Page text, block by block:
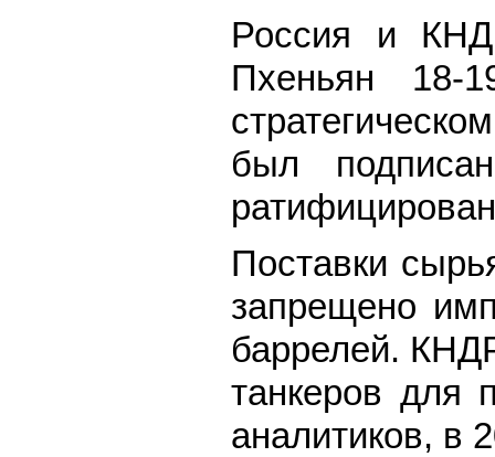
Россия и
Пхеньян 18-
был
Поставки
запрещено
баррелей.
танкеров для
аналитиков, в